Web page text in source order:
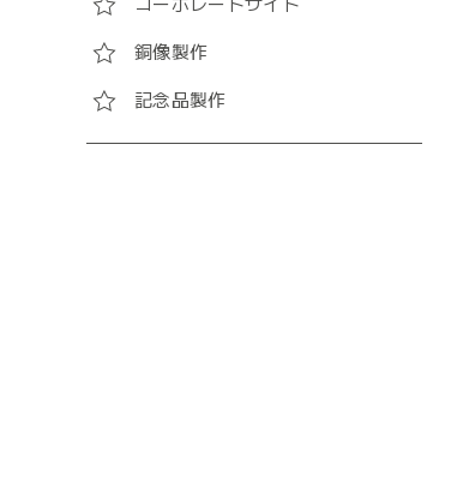
コーポレートサイト
銅像製作
記念品製作